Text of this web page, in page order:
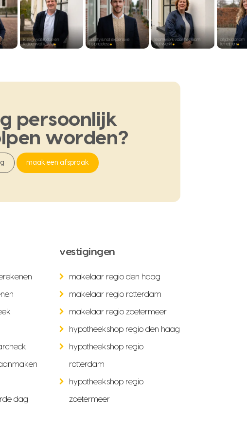
persoonlijk
worden?
maak een afspraak
dag
vestigingen
makelaar regio den haag
makelaar regio rotterdam
makelaar regio zoetermeer
hypotheekshop regio den haag
hypotheekshop regio
rotterdam
hypotheekshop regio
zoetermeer